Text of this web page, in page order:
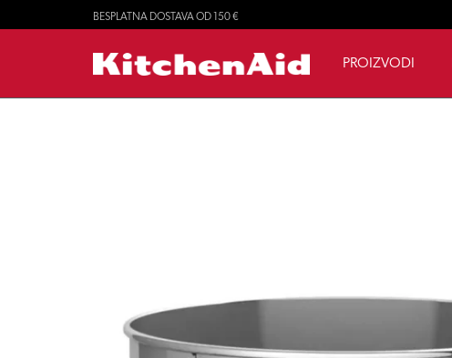
BESPLATNA DOSTAVA OD 150 €
PROIZVODI